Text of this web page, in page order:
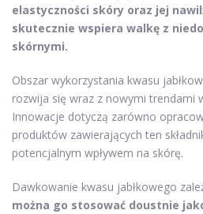
elastyczności skóry oraz jej
skutecznie wspiera walkę z
skórnymi.
Obszar wykorzystania kwasu
rozwija się wraz z nowymi trendami
Innowacje dotyczą zarówno
produktów zawierających ten
potencjalnym wpływem na skórę.
Dawkowanie kwasu jabłkowego
można go stosować doustnie